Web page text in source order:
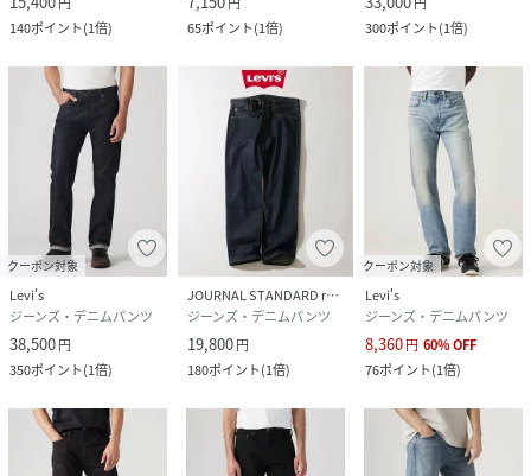
140ポイント(1倍)
65ポイント(1倍)
300ポイント(1倍)
クーポン対象
Levi's
ジーンズ・デニムパンツ
38,500円
350ポイント(1倍)
JOURNAL STANDARD relume
ジーンズ・デニムパンツ
19,800円
180ポイント(1倍)
クーポン対象
Levi's
ジーンズ・デニムパンツ
8,360円 60%OFF
76ポイント(1倍)